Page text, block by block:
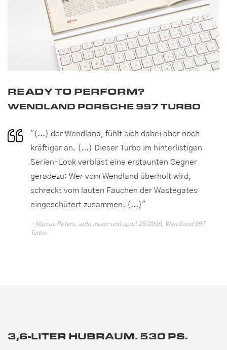
READY TO PERFORM?
WENDLAND PORSCHE 997 TURBO
"(...) der Wendland, fühlt sich dabei aber noch
kräftiger an. (...) Dieser Turbo im hinterlistigen
Serien-Look verbläst eine erstaunten Gegner
geradezu: Wer vom Wendland überholt wird,
schreckt vom lauten Fauchen der Wastegates
eingeschütert zusammen. (...)"
Marcus Peters, auto motor und sport 25/2006, Wendland 997
Turbo
3,6-LITER HUBRAUM. 530 PS.